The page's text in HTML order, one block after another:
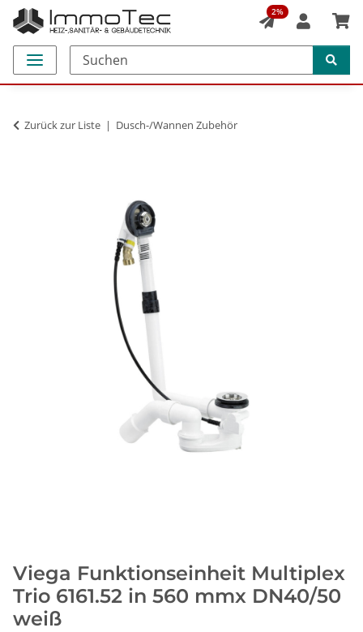
2%
Zurück zur Liste Dusch-/Wannen Zubehör
Viega Funktionseinheit Multiplex
Trio 6161.52 in 560 mmx DN40/50
weiß